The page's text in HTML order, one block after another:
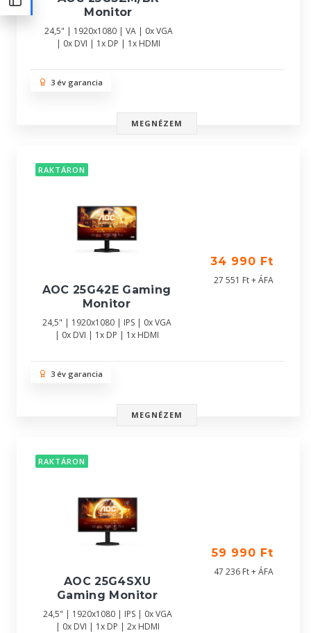
Monitor
24,5" | 1920x1080 | VA | 0x VGA
| 0x DVI | 1x DP | 1x HDMI
3 év garancia
MEGNÉZEM
RAKTÁRON
AOC 25G42E Gaming
Monitor
24,5" | 1920x1080 | IPS | 0x VGA
| 0x DVI | 1x DP | 1x HDMI
34 990 Ft
27 551 Ft + ÁFA
3 év garancia
MEGNÉZEM
RAKTÁRON
AOC 25G4SXU
Gaming Monitor
24,5" | 1920x1080 | IPS | 0x VGA
| 0x DVI | 1x DP | 2x HDMI
59 990 Ft
47 236 Ft + ÁFA